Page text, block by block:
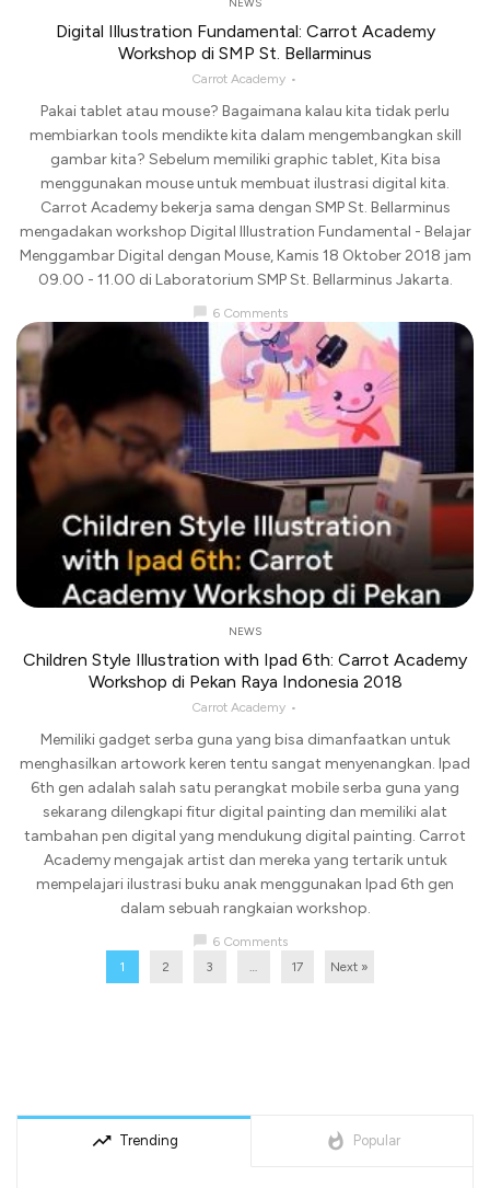
Digital Illustration Fundamental: Carrot Academy
Workshop di SMP St. Bellarminus
Carrot Academy
Pakai tablet atau mouse? Bagaimana kalau kita tidak perlu
membiarkan tools mendikte kita dalam mengembangkan skill
gambar kita? Sebelum memiliki graphic tablet, Kita bisa
menggunakan mouse untuk membuat ilustrasi digital kita.
Carrot Academy bekerja sama dengan SMP St. Bellarminus
mengadakan workshop Digital Illustration Fundamental - Belajar
Menggambar Digital dengan Mouse, Kamis 18 Oktober 2018 jam
09.00 - 11.00 di Laboratorium SMP St. Bellarminus Jakarta.
6 Comments
NEWS
Children Style Illustration with Ipad 6th: Carrot Academy
Workshop di Pekan Raya Indonesia 2018
Carrot Academy
Memiliki gadget serba guna yang bisa dimanfaatkan untuk
menghasilkan artowork keren tentu sangat menyenangkan. Ipad
6th gen adalah salah satu perangkat mobile serba guna yang
sekarang dilengkapi fitur digital painting dan memiliki alat
tambahan pen digital yang mendukung digital painting. Carrot
Academy mengajak artist dan mereka yang tertarik untuk
mempelajari ilustrasi buku anak menggunakan Ipad 6th gen
dalam sebuah rangkaian workshop.
6 Comments
1
2 3 17 Next »
trending_up Trending whatshot Popular